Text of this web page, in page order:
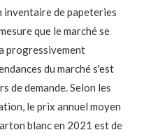
inventaire de papeteries
que le marché se
progressivement
du marché s'est
de demande. Selon les
le prix annuel moyen
blanc en 2021 est de